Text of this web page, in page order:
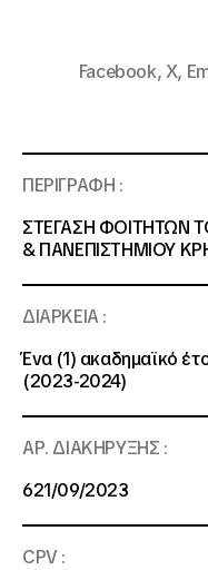
Facebook,X,
ΠΕΡΙΓΡΑΦΗ :
ΣΤΕΓΑΣΗ ΦΟΙΤΗΤΩΝ
& ΠΑΝΕΠΙΣΤΗΜΙΟΥ
ΔΙΑΡΚΕΙΑ :
Ένα (1) ακαδημαϊκό
(2023-2024)
ΑΡ. ΔΙΑΚΗΡΥΞΗΣ :
621/09/2023
CPV :